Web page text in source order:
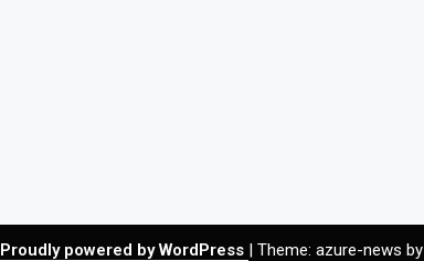
Proudly powered by WordPress | Theme: azure-news by